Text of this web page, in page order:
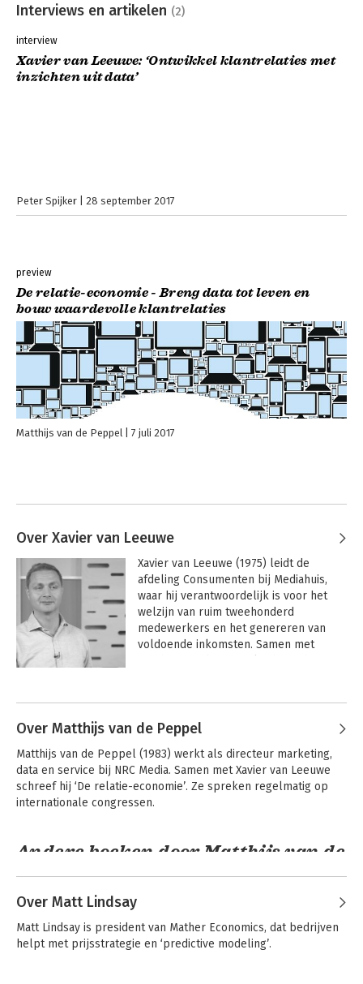
Interviews en artikelen (2)
interview
Xavier van Leeuwe: ‘Ontwikkel klantrelaties met
inzichten uit data’
Peter Spijker 28 september 2017
preview
De relatie-economie - Breng data tot leven en
bouw waardevolle klantrelaties
Matthijs van de Peppel 7 juli 2017
Over Xavier van Leeuwe
Xavier van Leeuwe (1975) leidt de
afdeling Consumenten bij Mediahuis,
waar hij verantwoordelijk is voor het
welzijn van ruim tweehonderd
medewerkers en het genereren van
voldoende inkomsten. Samen met
Over Matthijs van de Peppel
Matthijs van de Peppel (1983) werkt als directeur marketing,
data en service bij NRC Media. Samen met Xavier van Leeuwe
schreef hij ‘De relatie-economie’. Ze spreken regelmatig op
internationale congressen.
Andere boeken door Matthijs van de
Over Matt Lindsay
Matt Lindsay is president van Mather Economics, dat bedrijven
helpt met prijsstrategie en ‘predictive modeling’.